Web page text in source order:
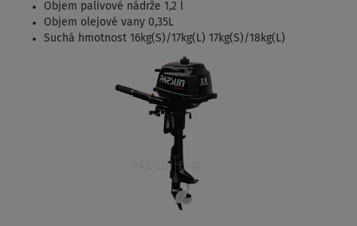
Objem palivové nádrže 1,2 l
Objem olejové vany 0,35L
Suchá hmotnost 16kg(S)/17kg(L) 17kg(S)/18kg(L)